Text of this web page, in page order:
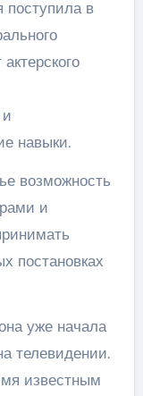
поступила в
навыки.
возможность
и
постановках
уже начала
телевидении.
известным